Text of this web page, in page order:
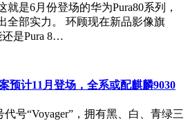
是6月份登场的华为Pura80系列，
全部实力。 环顾现在新品影像旗
是Pura 8…
预计11月登场，全系或配麒麟9030
号“Voyager”，拥有黑、白、青绿三